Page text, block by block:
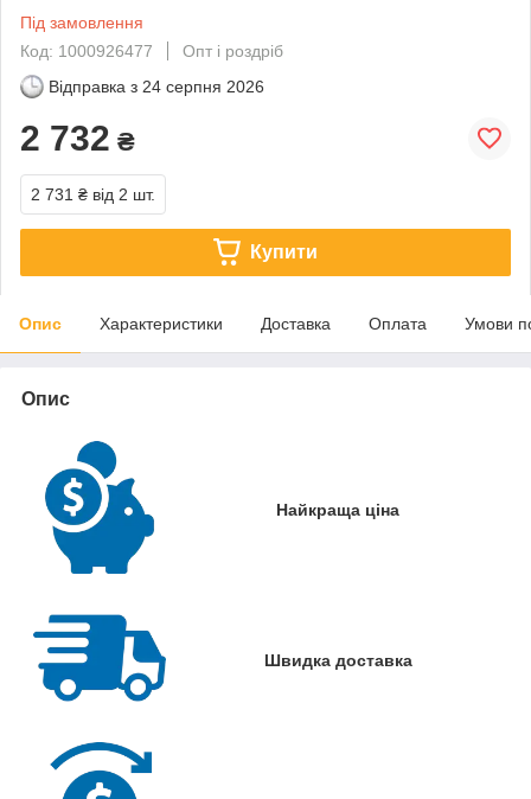
Під замовлення
Код: 1000926477
Опт і роздріб
Відправка з 24 серпня 2026
2 732 ₴
2 731 ₴ від 2 шт.
Купити
Опис Характеристики Доставка Оплата Умови
Опис
Найкраща ціна
Швидка доставка